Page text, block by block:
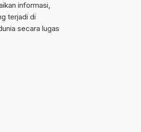
informasi,
terjadi di
secara lugas